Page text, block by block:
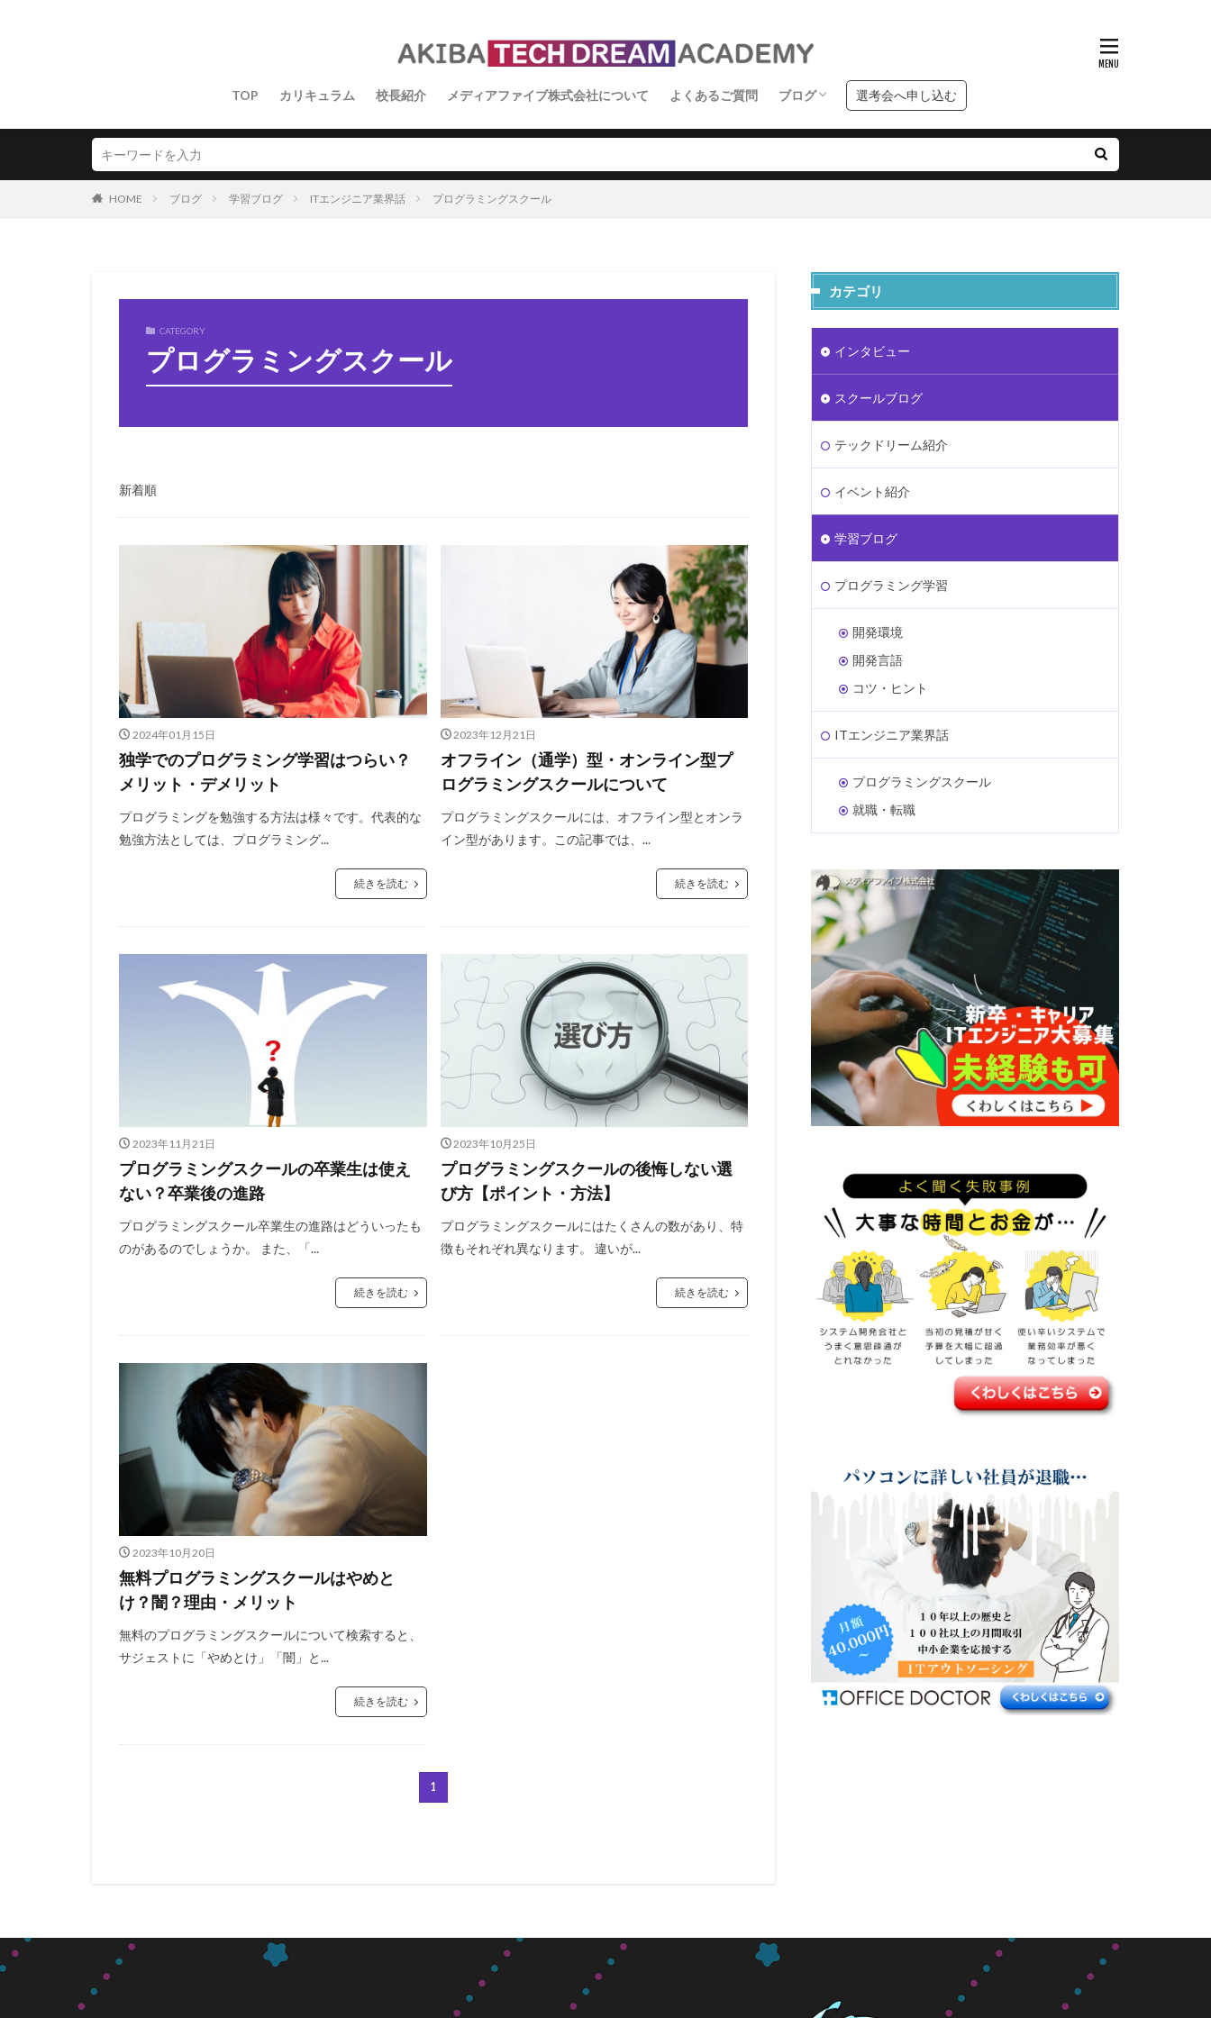
TOP カリキュラム 校長紹介 メディアファイブ株式会社について よくあるご質問 ブログ
インタビュー
スクールブログ
学習ブログ
選考会へ申し込む
HOME ブログ 学習ブログ ITエンジニア業界話 プログラミングスクール
CATEGORY
プログラミングスクール
新着順
2024年01月15日
独学でのプログラミング学習はつらい？
メリット・デメリット
プログラミングを勉強する方法は様々です。代表的な
勉強方法としては、プログラミング...
続きを読む
2023年12月21日
オフライン（通学）型・オンライン型プ
ログラミングスクールについて
プログラミングスクールには、オフライン型とオンラ
イン型があります。この記事では、...
続きを読む
2023年11月21日
プログラミングスクールの卒業生は使え
ない？卒業後の進路
プログラミングスクール卒業生の進路はどういったも
のがあるのでしょうか。 また、「...
続きを読む
2023年10月25日
プログラミングスクールの後悔しない選
び方【ポイント・方法】
プログラミングスクールにはたくさんの数があり、特
徴もそれぞれ異なります。 違いが...
続きを読む
2023年10月20日
無料プログラミングスクールはやめと
け？闇？理由・メリット
無料のプログラミングスクールについて検索すると、
サジェストに「やめとけ」「闇」と...
続きを読む
1
カテゴリ
インタビュー
スクールブログ
テックドリーム紹介
イベント紹介
学習ブログ
プログラミング学習
開発環境
開発言語
コツ・ヒント
ITエンジニア業界話
プログラミングスクール
就職・転職